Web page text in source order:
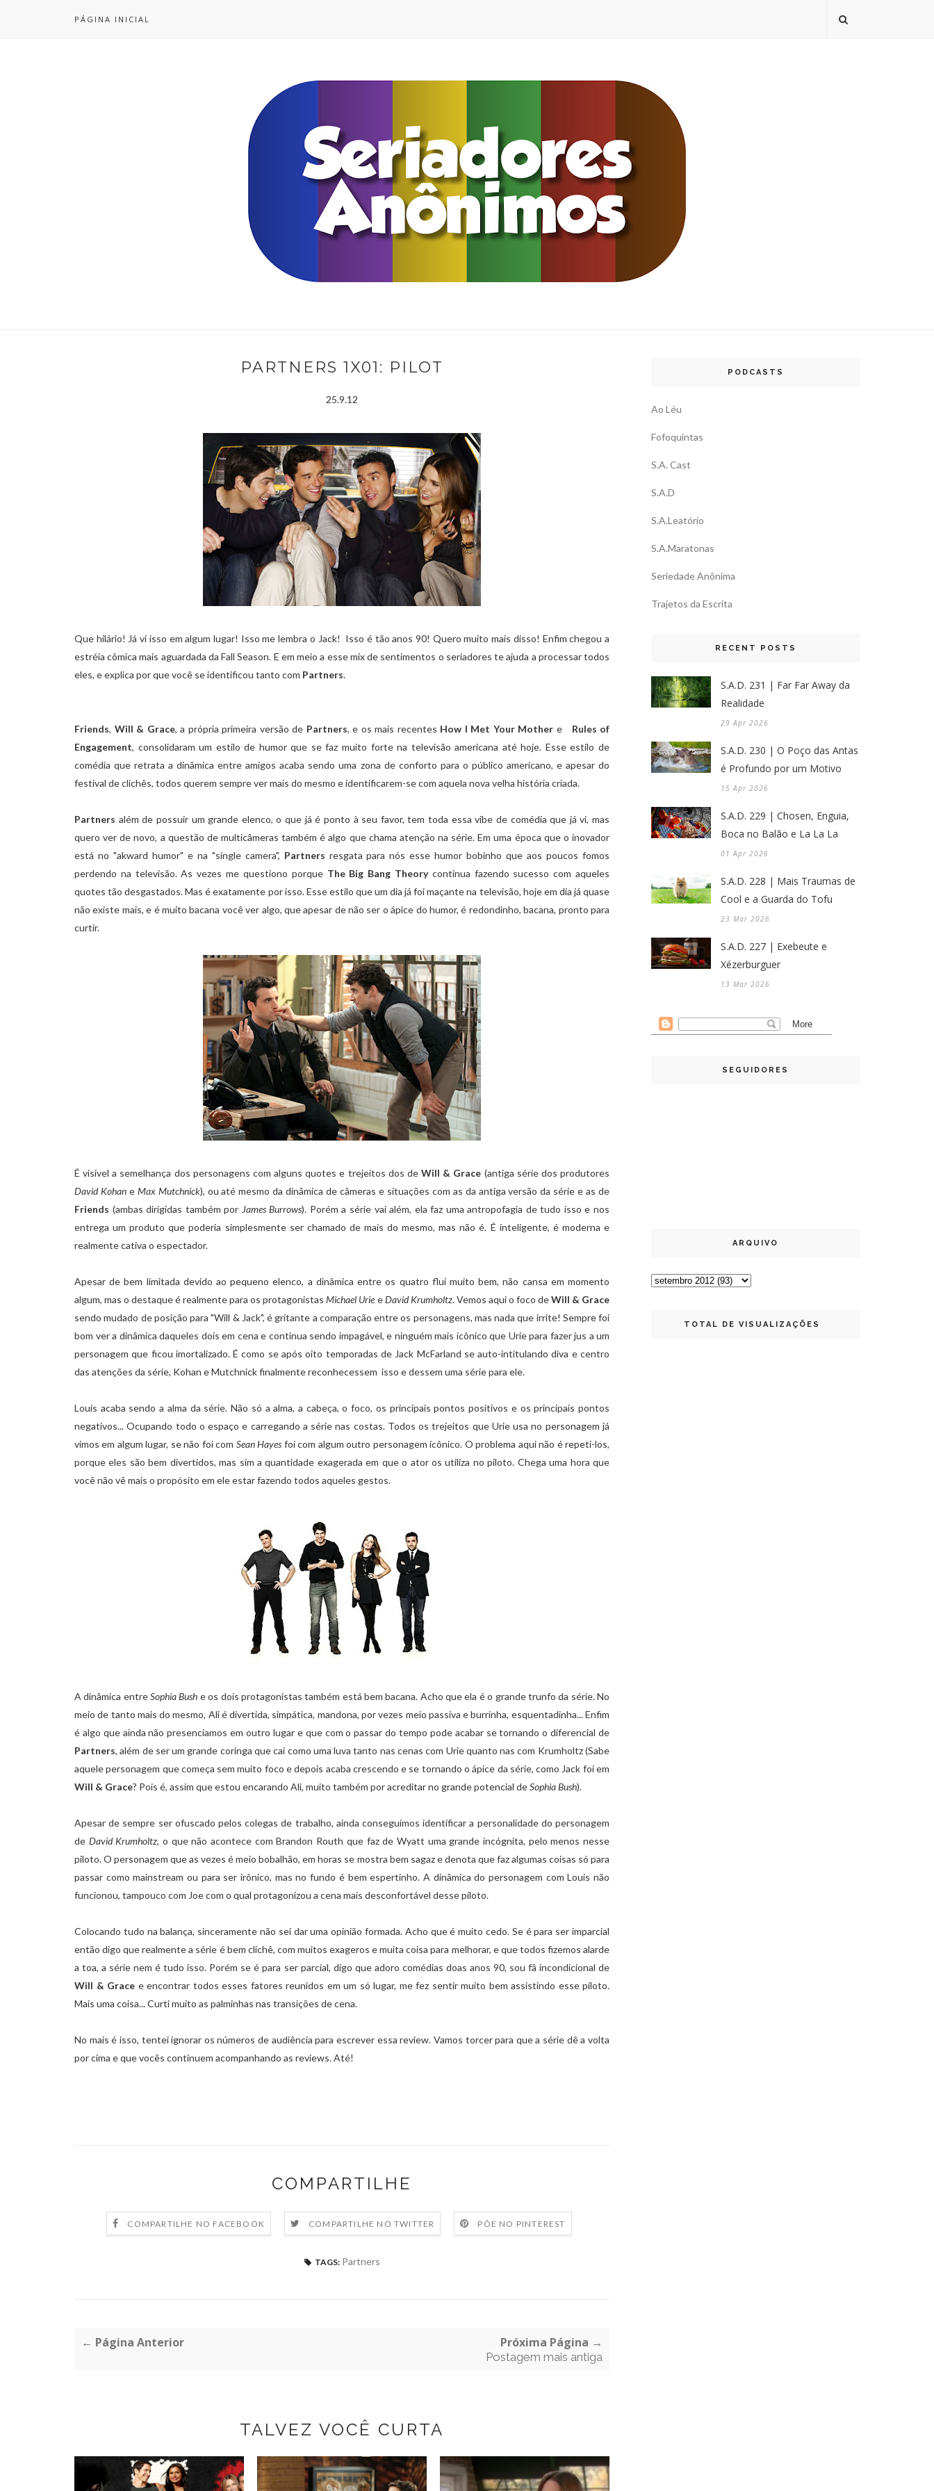
PÁGINA INICIAL
PARTNERS 1X01: PILOT
25.9.12
Que hilário! Já vi isso em algum lugar! Isso me lembra o Jack! Isso é tão anos 90! Quero muito mais disso! Enfim chegou a
estréia cômica mais aguardada da Fall Season. E em meio a esse mix de sentimentos o seriadores te ajuda a processar todos
eles, e explica por que você se identificou tanto com Partners.
Friends, Will & Grace, a própria primeira versão de Partners, e os mais recentes How I Met Your Mother e Rules of
Engagement, consolidaram um estilo de humor que se faz muito forte na televisão americana até hoje. Esse estilo de
comédia que retrata a dinâmica entre amigos acaba sendo uma zona de conforto para o público americano, e apesar do
festival de clichês, todos querem sempre ver mais do mesmo e identificarem-se com aquela nova velha história criada.
Partners além de possuir um grande elenco, o que já é ponto à seu favor, tem toda essa vibe de comédia que já vi, mas
quero ver de novo, a questão de multicâmeras também é algo que chama atenção na série. Em uma época que o inovador
está no "akward humor" e na "single camera", Partners resgata para nós esse humor bobinho que aos poucos fomos
perdendo na televisão. As vezes me questiono porque The Big Bang Theorycontinua fazendo sucesso com aqueles
quotes tão desgastados. Mas é exatamente por isso. Esse estilo que um dia já foi maçante na televisão, hoje em dia já quase
não existe mais, e é muito bacana você ver algo, que apesar de não ser o ápice do humor, é redondinho, bacana, pronto para
curtir.
É visível a semelhança dos personagens com alguns quotes e trejeitos dos deWill & Grace (antiga série dos produtores
David Kohane Max Mutchnick), ou até mesmo da dinâmica de câmeras e situações com as da antiga versão da série e as de
Friends (ambas dirigidas também por James Burrows). Porém a série vai além, ela faz uma antropofagia de tudo isso e nos
entrega um produto que poderia simplesmente ser chamado de mais do mesmo, mas não é. É inteligente, é moderna e
realmente cativa o espectador.
Apesar de bem limitada devido ao pequeno elenco, a dinâmica entre os quatro flui muito bem, não cansa em momento
algum, mas o destaque é realmente para os protagonistasMichael Urie eDavid Krumholtz. Vemos aqui o foco deWill & Grace
sendo mudado de posição para "Will & Jack", é gritante a comparação entre os personagens, mas nada que irrite! Sempre foi
bom ver a dinâmica daqueles dois em cena e continua sendo impagável, e ninguém mais icônico que Urie para fazer jus a um
personagem que ficou imortalizado. É como se após oito temporadas de Jack McFarland se auto-intitulando diva e centro
das atenções da série, Kohan e Mutchnick finalmente reconhecessem isso e dessem uma série para ele.
Louis acaba sendo a alma da série. Não só a alma, a cabeça, o foco, os principais pontos positivos e os principais pontos
negativos... Ocupando todo o espaço e carregando a série nas costas. Todos os trejeitos que Urie usa no personagem já
vimos em algum lugar, se não foi com Sean Hayes foi com algum outro personagem icônico. O problema aqui não é repeti-los,
porque eles são bem divertidos, mas sim a quantidade exagerada em que o ator os utiliza no piloto. Chega uma hora que
você não vê mais o propósito em ele estar fazendo todos aqueles gestos.
A dinâmica entreSophia Bush e os dois protagonistas também está bem bacana. Acho que ela é o grande trunfo da série. No
meio de tanto mais do mesmo, Ali é divertida, simpática, mandona, por vezes meio passiva e burrinha, esquentadinha... Enfim
é algo que ainda não presenciamos em outro lugar e que com o passar do tempo pode acabar se tornando o diferencial de
Partners, além de ser um grande coringa que cai como uma luva tanto nas cenas com Urie quanto nas com Krumholtz (Sabe
aquele personagem que começa sem muito foco e depois acaba crescendo e se tornando o ápice da série, como Jack foi em
Will & Grace? Pois é, assim que estou encarando Ali, muito também por acreditar no grande potencial deSophia Bush).
Apesar de sempre ser ofuscado pelos colegas de trabalho, ainda conseguimos identificar a personalidade do personagem
de David Krumholtz, o que não acontece com Brandon Routh que faz de Wyatt uma grande incógnita, pelo menos nesse
piloto. O personagem que as vezes é meio bobalhão, em horas se mostra bem sagaz e denota que faz algumas coisas só para
passar como mainstream ou para ser irônico, mas no fundo é bem espertinho. A dinâmica do personagem com Louis não
funcionou, tampouco com Joe com o qual protagonizou a cena mais desconfortável desse piloto.
Colocando tudo na balança, sinceramente não sei dar uma opinião formada. Acho que é muito cedo. Se é para ser imparcial
então digo que realmente a série é bem clichê, com muitos exageros e muita coisa para melhorar, e que todos fizemos alarde
a toa, a série nem é tudo isso. Porém se é para ser parcial, digo que adoro comédias doas anos 90, sou fã incondicional de
Will & Grace e encontrar todos esses fatores reunidos em um só lugar, me fez sentir muito bem assistindo esse piloto.
Mais uma coisa... Curti muito as palminhas nas transições de cena.
No mais é isso, tentei ignorar os números de audiência para escrever essa review. Vamos torcer para que a série dê a volta
por cima e que vocês continuem acompanhando as reviews. Até!
COMPARTILHE
COMPARTILHE NO FACEBOOK COMPARTILHE NO TWITTER PÕE NO PINTEREST
TAGS: Partners
← Página Anterior Próxima Página →
Postagem mais antiga
TALVEZ VOCÊ CURTA
PODCASTS
Ao Léu
Fofoquintas
S.A. Cast
S.A.D
S.A.Leatório
S.A.Maratonas
Seriedade Anônima
Trajetos da Escrita
RECENT POSTS
S.A.D. 231 | Far Far Away da
Realidade
29 Apr 2026
S.A.D. 230 | O Poço das Antas
é Profundo por um Motivo
15 Apr 2026
S.A.D. 229 | Chosen, Enguia,
Boca no Balão e La La La
01 Apr 2026
S.A.D. 228 | Mais Traumas de
Cool e a Guarda do Tofu
23 Mar 2026
S.A.D. 227 | Exebeute e
Xézerburguer
13 Mar 2026
SEGUIDORES
ARQUIVO
TOTAL DE VISUALIZAÇÕES